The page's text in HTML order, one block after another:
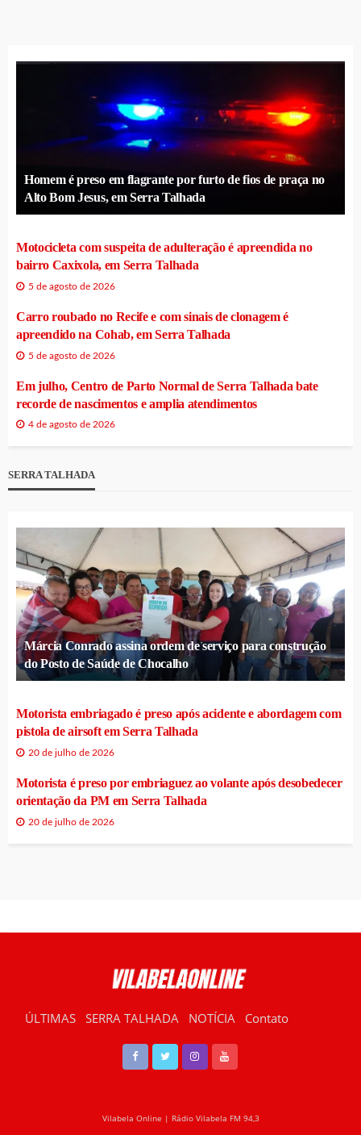
Homem é preso em flagrante por furto de fios de praça no
Alto Bom Jesus, em Serra Talhada
Motocicleta com suspeita de adulteração é apreendida no
bairro Caxixola, em Serra Talhada
5 de agosto de 2026
Carro roubado no Recife e com sinais de clonagem é
apreendido na Cohab, em Serra Talhada
5 de agosto de 2026
Em julho, Centro de Parto Normal de Serra Talhada bate
recorde de nascimentos e amplia atendimentos
4 de agosto de 2026
SERRA TALHADA
Márcia Conrado assina ordem de serviço para construção
do Posto de Saúde de Chocalho
Motorista embriagado é preso após acidente e abordagem com
pistola de airsoft em Serra Talhada
20 de julho de 2026
Motorista é preso por embriaguez ao volante após desobedecer
orientação da PM em Serra Talhada
20 de julho de 2026
ÚLTIMAS SERRA TALHADA NOTÍCIA Contato
Vilabela Online | Rádio Vilabela FM 94,3